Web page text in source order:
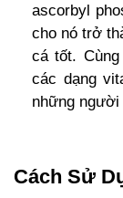
ascorbyl
cho nó trở
cá tốt.
các dạng
những người
Cách Sử